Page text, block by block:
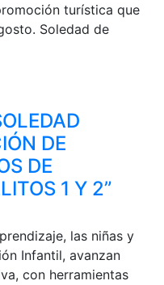
turística que
Soledad de
DE
DE
1 Y 2”
las niñas y
Infantil, avanzan
con herramientas